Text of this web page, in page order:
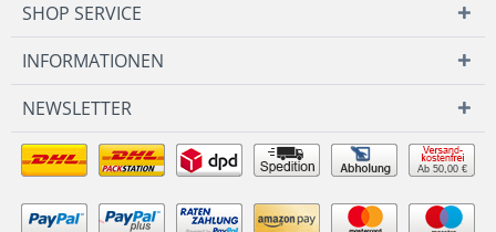
SHOP SERVICE
INFORMATIONEN
NEWSLETTER
Ab 50,00 €